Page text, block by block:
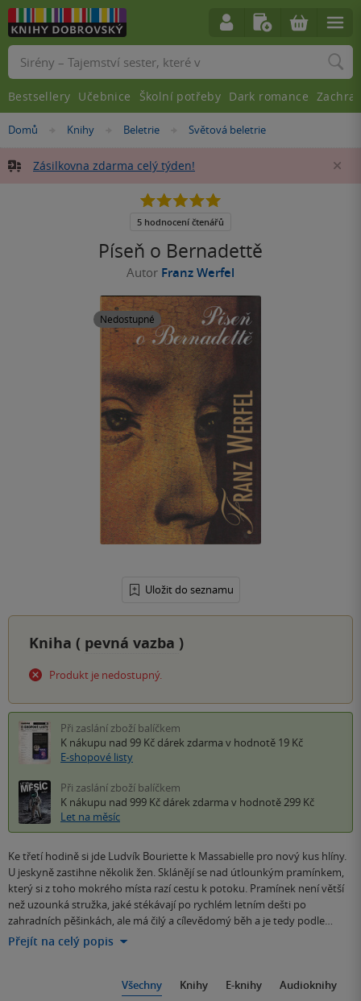
Nacházíte
zde:
Domů »
Knihy »
Beletrie »
Světová beletrie
Zásilkovna zdarma celý týden!
Píseň o Bernadettě
Autor Franz Werfel
Nedostupné
Uložit do seznamu
5.0
5
5 hodnocení čtenářů
Kniha ( pevná vazba )
Produkt je nedostupný.
Při zaslání zboží balíčkem
K nákupu nad 99 Kč dárek zdarma v hodnotě 19 Kč
E-shopové listy
Při zaslání zboží balíčkem
K nákupu nad 999 Kč dárek zdarma v hodnotě 299 Kč
Let na měsíc
Ke třetí hodině si jde Ludvík Bouriette k Massabielle pro nový kus hlíny.
U jeskyně zastihne několik žen. Sklánějí se nad útlounkým pramínkem,
který si z toho mokrého místa razí cestu k potoku. Pramínek není větší
než uzounká stružka, jaké stékávají po rychlém letním dešti po
zahradních pěšinkách, ale má čilý a cílevědomý běh a je tedy podle…
Přejít na celý popis
Všechny Knihy E-knihy Audioknihy
Vyhledávání
Bestsellery Učebnice Školní potřeby Dark romance